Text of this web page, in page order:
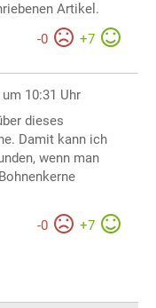
Artikel.
-0 +7
10:31 Uhr
dieses
Damit kann ich
wenn man
-0 +7